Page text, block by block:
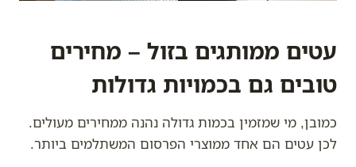
עטים ממותגים בזול – מחירים
טובים גם בכמויות גדולות
כמובן, מי שמזמין בכמות גדולה נהנה ממחירים מעולים.
לכן עטים הם אחד ממוצרי הפרסום המשתלמים ביותר.